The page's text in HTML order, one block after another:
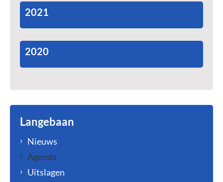
2021
2020
Langebaan
Nieuws
Agenda
Uitslagen